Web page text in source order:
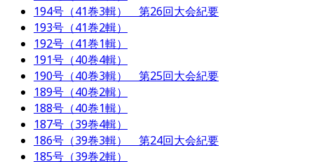
194号（41巻3輯） 第26回大会紀要
193号（41巻2輯）
192号（41巻1輯）
191号（40巻4輯）
190号（40巻3輯） 第25回大会紀要
189号（40巻2輯）
188号（40巻1輯）
187号（39巻4輯）
186号（39巻3輯） 第24回大会紀要
185号（39巻2輯）